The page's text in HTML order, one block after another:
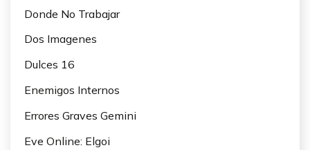
Donde No Trabajar
Dos Imagenes
Dulces 16
Enemigos Internos
Errores Graves Gemini
Eve Online: Elgoi